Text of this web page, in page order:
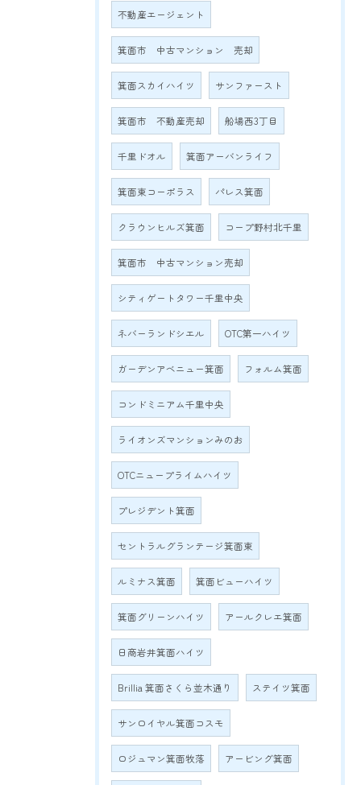
不動産エージェント
箕面市 中古マンション 売却
箕面スカイハイツ サンファースト
箕面市 不動産売却 船場西3丁目
千里ドオル 箕面アーバンライフ
箕面東コーポラス パレス箕面
クラウンヒルズ箕面 コープ野村北千里
箕面市 中古マンション売却
シティゲートタワー千里中央
ネバーランドシエル OTC第一ハイツ
ガーデンアベニュー箕面 フォルム箕面
コンドミニアム千里中央
ライオンズマンションみのお
OTCニュープライムハイツ
プレジデント箕面
セントラルグランテージ箕面東
ルミナス箕面 箕面ビューハイツ
箕面グリーンハイツ アールクレエ箕面
日商岩井箕面ハイツ
Brillia 箕面さくら並木通り ステイツ箕面
サンロイヤル箕面コスモ
ロジュマン箕面牧落 アービング箕面